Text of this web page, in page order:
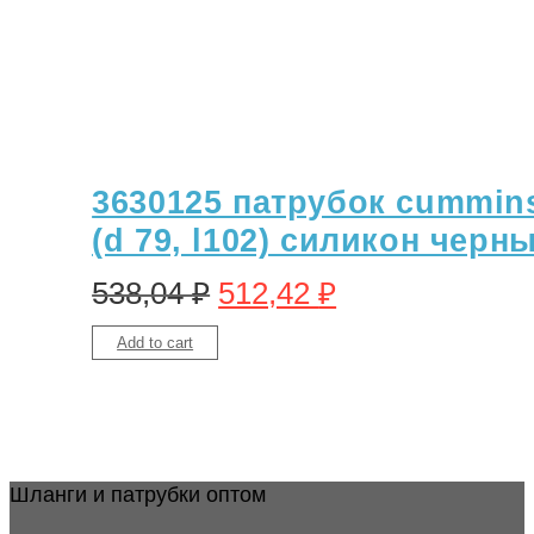
3630125 патрубок
(d 79, l102) силикон
538,04₽ 512,42₽
Add to cart
Шланги и патрубки оптом